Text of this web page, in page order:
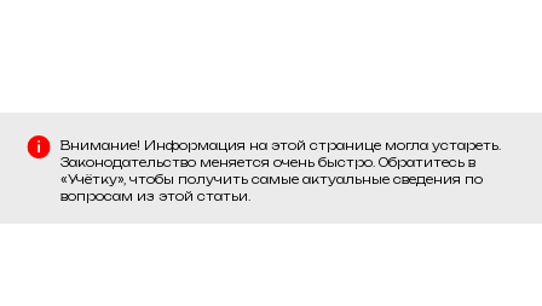
Внимание! Информация на этой странице могла устареть.
Законодательство меняется очень быстро. Обратитесь в
«Учётку», чтобы получить самые актуальные сведения по
вопросам из этой статьи.